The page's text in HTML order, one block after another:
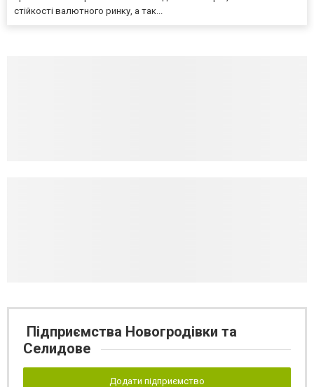
стійкості валютного ринку, а так...
Підприємства Новогродівки та
Селидове
Додати підприємство